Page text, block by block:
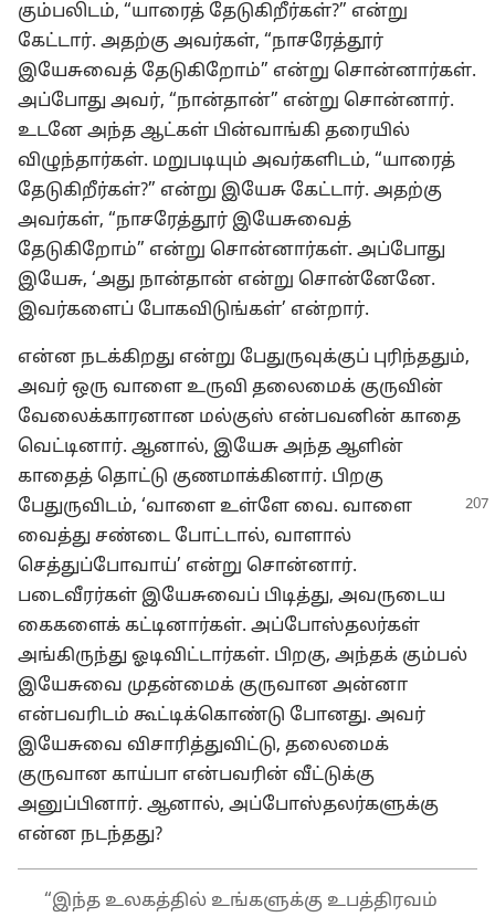
கும்பலிடம், “யாரைத் தேடுகிறீர்கள்?” என்று
கேட்டார். அதற்கு அவர்கள், “நாசரேத்தூர்
இயேசுவைத் தேடுகிறோம்” என்று சொன்னார்கள்.
அப்போது அவர், “நான்தான்” என்று சொன்னார்.
உடனே அந்த ஆட்கள் பின்வாங்கி தரையில்
விழுந்தார்கள். மறுபடியும் அவர்களிடம், “யாரைத்
தேடுகிறீர்கள்?” என்று இயேசு கேட்டார். அதற்கு
அவர்கள், “நாசரேத்தூர் இயேசுவைத்
தேடுகிறோம்” என்று சொன்னார்கள். அப்போது
இயேசு, ‘அது நான்தான் என்று சொன்னேனே.
இவர்களைப் போகவிடுங்கள்’ என்றார்.
என்ன நடக்கிறது என்று பேதுருவுக்குப் புரிந்ததும்,
அவர் ஒரு வாளை உருவி தலைமைக் குருவின்
வேலைக்காரனான மல்குஸ் என்பவனின் காதை
வெட்டினார். ஆனால், இயேசு அந்த ஆளின்
காதைத் தொட்டு குணமாக்கினார். பிறகு
பேதுருவிடம், ‘வாளை உள்ளே வை. வாளை
வைத்து சண்டை போட்டால், வாளால்
செத்துப்போவாய்’ என்று சொன்னார்.
படைவீரர்கள் இயேசுவைப் பிடித்து, அவருடைய
கைகளைக் கட்டினார்கள். அப்போஸ்தலர்கள்
அங்கிருந்து ஓடிவிட்டார்கள். பிறகு, அந்தக் கும்பல்
இயேசுவை முதன்மைக் குருவான அன்னா
என்பவரிடம் கூட்டிக்கொண்டு போனது. அவர்
இயேசுவை விசாரித்துவிட்டு, தலைமைக்
குருவான காய்பா என்பவரின் வீட்டுக்கு
அனுப்பினார். ஆனால், அப்போஸ்தலர்களுக்கு
என்ன நடந்தது?
“இந்த உலகத்தில் உங்களுக்கு உபத்திரவம்